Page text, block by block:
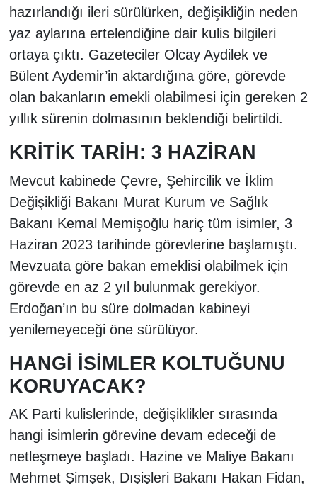
hazırlandığı ileri sürülürken, değişikliğin neden
yaz aylarına ertelendiğine dair kulis bilgileri
ortaya çıktı. Gazeteciler Olcay Aydilek ve
Bülent Aydemir’in aktardığına göre, görevde
olan bakanların emekli olabilmesi için gereken 2
yıllık sürenin dolmasının beklendiği belirtildi.
KRİTİK TARİH: 3 HAZİRAN
Mevcut kabinede Çevre, Şehircilik ve İklim
Değişikliği Bakanı Murat Kurum ve Sağlık
Bakanı Kemal Memişoğlu hariç tüm isimler, 3
Haziran 2023 tarihinde görevlerine başlamıştı.
Mevzuata göre bakan emeklisi olabilmek için
görevde en az 2 yıl bulunmak gerekiyor.
Erdoğan’ın bu süre dolmadan kabineyi
yenilemeyeceği öne sürülüyor.
HANGİ İSİMLER KOLTUĞUNU
KORUYACAK?
AK Parti kulislerinde, değişiklikler sırasında
hangi isimlerin görevine devam edeceği de
netleşmeye başladı. Hazine ve Maliye Bakanı
Mehmet Şimşek, Dışişleri Bakanı Hakan Fidan,